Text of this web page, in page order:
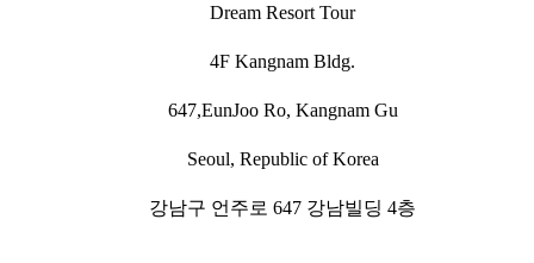
Dream Resort Tour
4F Kangnam Bldg.
647,EunJoo Ro, Kangnam Gu
Seoul, Republic of Korea
강남구 언주로 647 강남빌딩 4층